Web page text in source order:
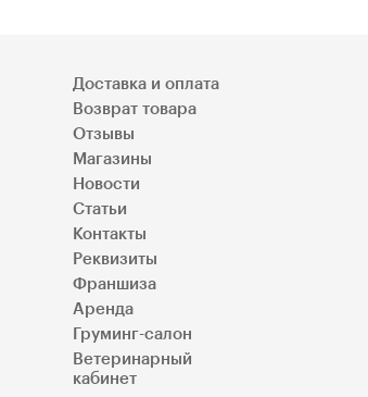
Доставка и оплата
Возврат товара
Отзывы
Магазины
Новости
Статьи
Контакты
Реквизиты
Франшиза
Аренда
Груминг-салон
Ветеринарный
кабинет